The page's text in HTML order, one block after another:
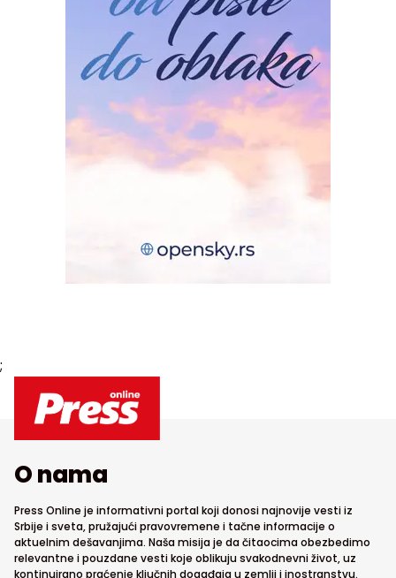
;
O nama
Press Online je informativni portal koji donosi najnovije vesti iz
Srbije i sveta, pružajući pravovremene i tačne informacije o
aktuelnim dešavanjima. Naša misija je da čitaocima obezbedimo
relevantne i pouzdane vesti koje oblikuju svakodnevni život, uz
kontinuirano praćenje ključnih događaja u zemlji i inostranstvu.